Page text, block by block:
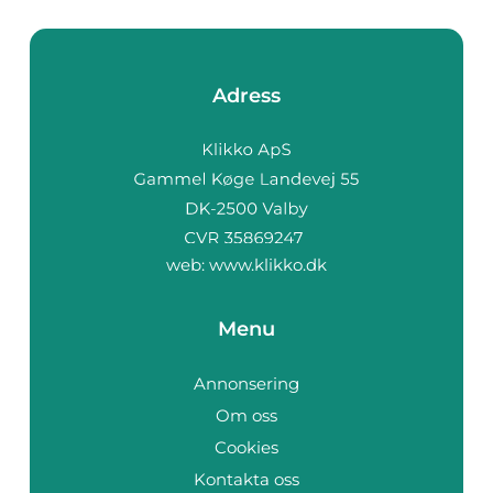
Adress
web: www.klikko.dk
Menu
Annonsering
Om oss
Cookies
Kontakta oss